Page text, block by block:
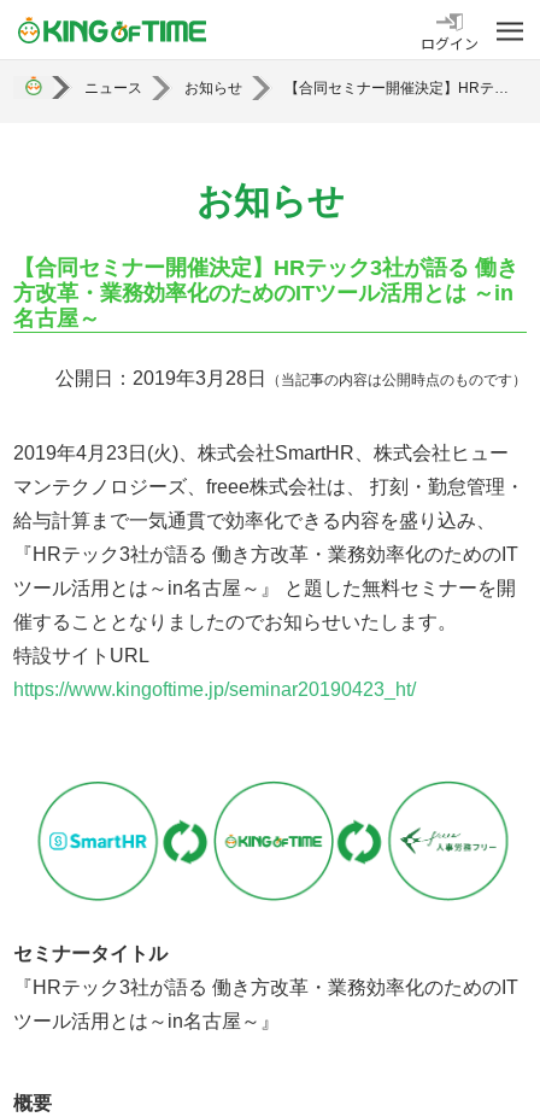
勤怠管理システム KING OF TIME
ログイン
ニュース お知らせ 【合同セミナー開催決定】HRテック3社が語る 働き方改革・業務効率化のためのITツール活用とは ～in名古屋～
お知らせ
【合同セミナー開催決定】HRテック3社が語る 働き
方改革・業務効率化のためのITツール活用とは ～in
名古屋～
公開日：2019年3月28日 （当記事の内容は公開時点のものです）
2019年4月23日(火)、株式会社SmartHR、株式会社ヒュー
マンテクノロジーズ、freee株式会社は、 打刻・勤怠管理・
給与計算まで一気通貫で効率化できる内容を盛り込み、
『HRテック3社が語る 働き方改革・業務効率化のためのIT
ツール活用とは～in名古屋～』 と題した無料セミナーを開
催することとなりましたのでお知らせいたします。
特設サイトURL
https://www.kingoftime.jp/seminar20190423_ht/
セミナータイトル
『HRテック3社が語る 働き方改革・業務効率化のためのIT
ツール活用とは～in名古屋～』
概要